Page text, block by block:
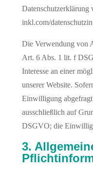
inkl.com/
Die Verwendung von
Art. 6 Abs. 1 lit. f
Interesse an einer
unserer Website.
Einwilligung
ausschließlich auf
DSGVO; die
3.